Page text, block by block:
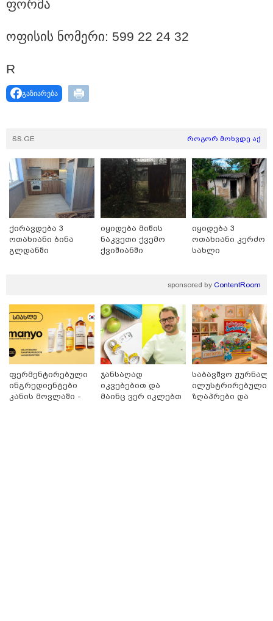
11:36 / 08-08-2026
წელიწადნახევარში საქართველოში 164
ადამიანი დაიკარგა - 57 პირს ამ დრომდე
ეძებენ
"ვერასდროს ვიფიქრებდი, რომ
ასეთ არარომანტიკულ ფაზაში
შევიდოდა" - თეონა კონტრიძე
ქორწინებიდან 18 წლის თავზე
ქმარს ემოციურ "პოსტს" უძღვნის
09:25 / 09-08-2026
შეკვეთილის სანაპიროზე ზღვამ
უპილოტო საფრენი აპარატის
ფრაგმენტი გამორიყა
ფორ­მა
ოფი­სის ნო­მე­რი: 599 22 24 32
R
გაზიარება
SS.GE როგორ მოხვდე აქ
ქირავდება 3
ოთახიანი ბინა
გლდანში
იყიდება მიწის
ნაკვეთი ქვემო
ქვიშიანში
იყიდება 3
ოთახიანი კერძო
სახლი
sponsored by ContentRoom
ფერმენტირებული
ინგრედიენტები
კანის მოვლაში -
ჯანსაღად
იკვებებით და
მაინც ვერ იკლებთ
საბავშვო
ილუსტრირებული
ზღაპრები და